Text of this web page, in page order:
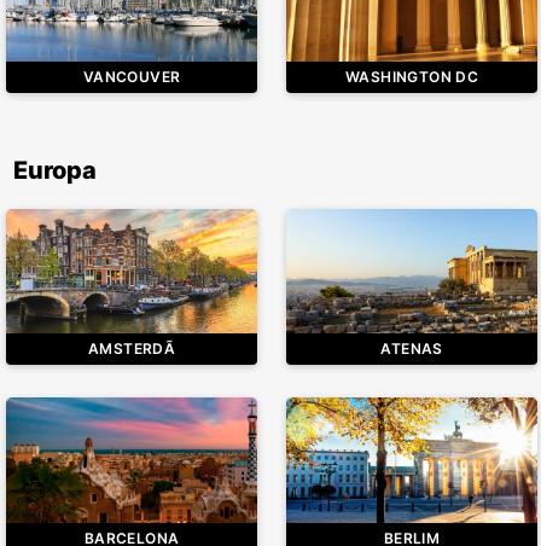
VANCOUVER WASHINGTON DC
Europa
AMSTERDÃ ATENAS
BARCELONA BERLIM